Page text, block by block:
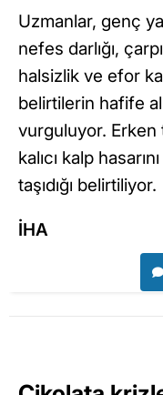
Uzmanlar, genç
nefes darlığı,
halsizlik ve efor
belirtilerin hafife
vurguluyor. Erken
kalıcı kalp
taşıdığı belirtiliyor.
İHA